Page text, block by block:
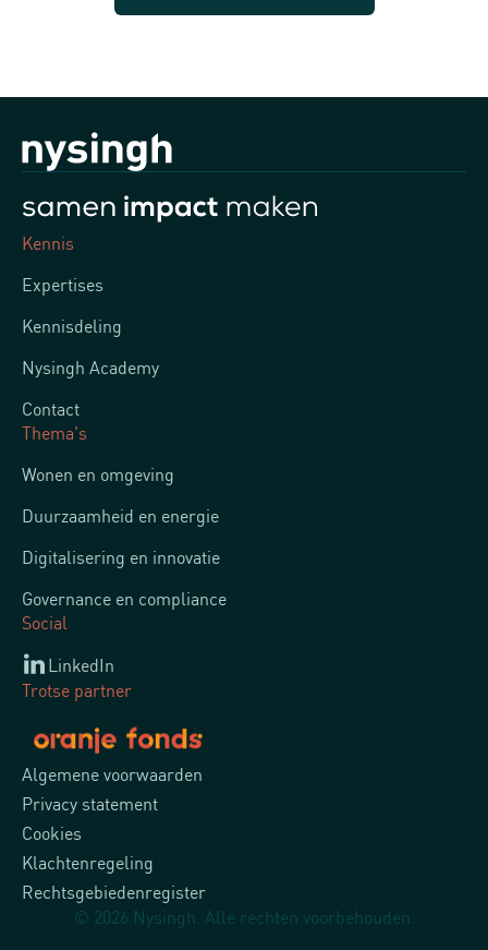
Kennis
Expertises
Kennisdeling
Nysingh Academy
Contact
Thema's
Wonen en omgeving
Duurzaamheid en energie
Digitalisering en innovatie
Governance en compliance
Social
LinkedIn
Trotse partner
Algemene voorwaarden
Privacy statement
Cookies
Klachtenregeling
Rechtsgebiedenregister
© 2026 Nysingh. Alle rechten voorbehouden.